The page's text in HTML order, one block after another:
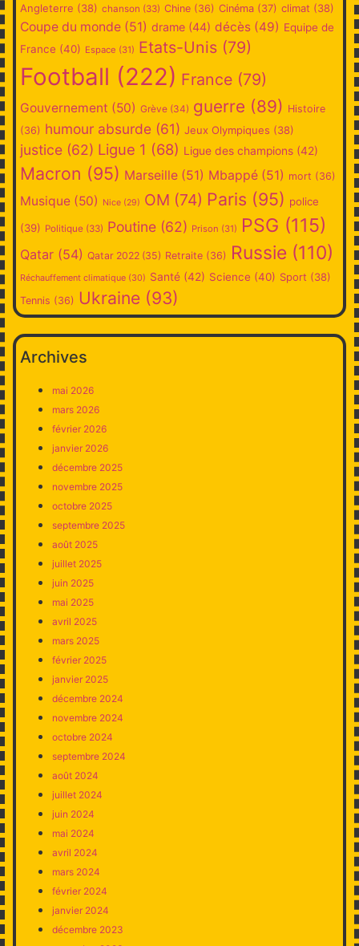
Angleterre (38) chanson (33) Chine (36) Cinéma (37) climat (38)
Coupe du monde (51) drame (44) décès (49) Equipe de
France (40) Espace (31) Etats-Unis (79)
Football (222) France (79)
Gouvernement (50) Grève (34) guerre (89) Histoire
(36) humour absurde (61) Jeux Olympiques (38)
justice (62) Ligue 1 (68) Ligue des champions (42)
Macron (95) Marseille (51) Mbappé (51) mort (36)
Musique (50) Nice (29) OM (74) Paris (95) police
(39) Politique (33) Poutine (62) Prison (31) PSG (115)
Qatar (54) Qatar 2022 (35) Retraite (36) Russie (110)
Réchauffement climatique (30) Santé (42) Science (40) Sport (38)
Tennis (36) Ukraine (93)
Archives
mai 2026
mars 2026
février 2026
janvier 2026
décembre 2025
novembre 2025
octobre 2025
septembre 2025
août 2025
juillet 2025
juin 2025
mai 2025
avril 2025
mars 2025
février 2025
janvier 2025
décembre 2024
novembre 2024
octobre 2024
septembre 2024
août 2024
juillet 2024
juin 2024
mai 2024
avril 2024
mars 2024
février 2024
janvier 2024
décembre 2023